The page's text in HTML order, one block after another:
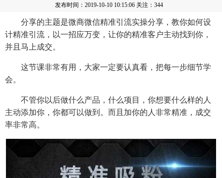
发布时间：2019-10-10 10:15:06 关注：344
分享的主题是微商微信精准引流实操分享，教你如何设
计精准引流，以一招应万变，让你的精准客户主动找到你，
并且马上成交。
这节课非常有用，大家一定要认真看，把每一步细节学
会。
不管你以后做什么产品，什么项目，你想要什么样的人
主动添加你，你都可以做到。而且加你的人非常精准，成交
率非常高。